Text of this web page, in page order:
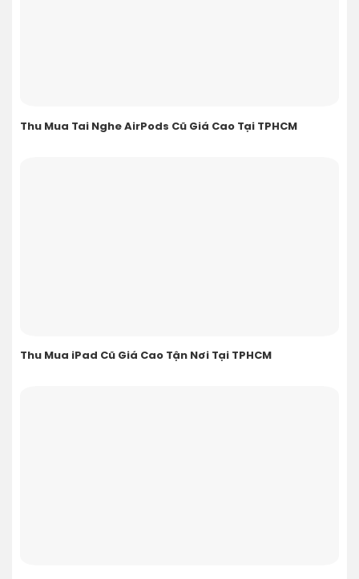
Thu Mua Tai Nghe AirPods Cũ Giá Cao Tại TPHCM
Thu Mua iPad Cũ Giá Cao Tận Nơi Tại TPHCM